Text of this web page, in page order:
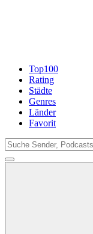
Top100
Rating
Städte
Genres
Länder
Favorit